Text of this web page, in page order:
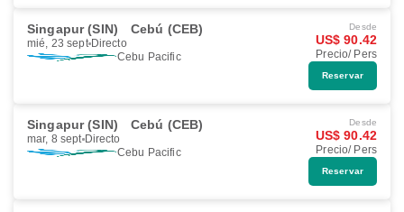
Singapur (SIN) Cebú (CEB)
mié, 23 sept Directo
Cebu Pacific
Desde
US$ 90.42
Precio/ Pers
Reservar
Singapur (SIN) Cebú (CEB)
mar, 8 sept Directo
Cebu Pacific
Desde
US$ 90.42
Precio/ Pers
Reservar